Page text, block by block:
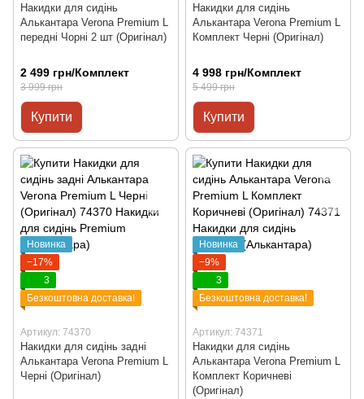
Накидки для сидінь
Алькантара Verona Premium L
передні Чорні 2 шт (Оригінал)
2 499 грн/Комплект
3 999 грн
Купити
Накидки для сидінь
Алькантара Verona Premium L
Комплект Черні (Оригінал)
4 998 грн/Комплект
5 499 грн
Купити
Новинка
−17%
3
Безкоштовна доставка!
Артикул: 74370
Накидки для сидінь задні
Алькантара Verona Premium L
Черні (Оригінал)
Новинка
−9%
3
Безкоштовна доставка!
Артикул: 74371
Накидки для сидінь
Алькантара Verona Premium L
Комплект Коричневі
(Оригінал)